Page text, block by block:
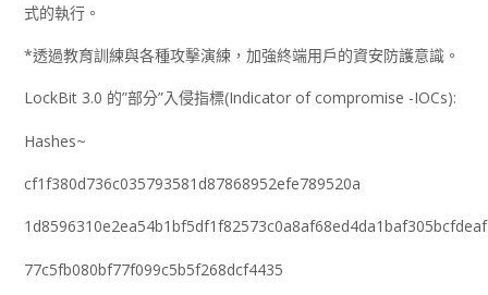
式的執行。
*透過教育訓練與各種攻擊演練，加強終端用戶的資安防護意識。
LockBit 3.0 的”部分”入侵指標(Indicator of compromise -IOCs):
Hashes~
cf1f380d736c035793581d87868952efe789520a
77c5fb080bf77f099c5b5f268dcf4435